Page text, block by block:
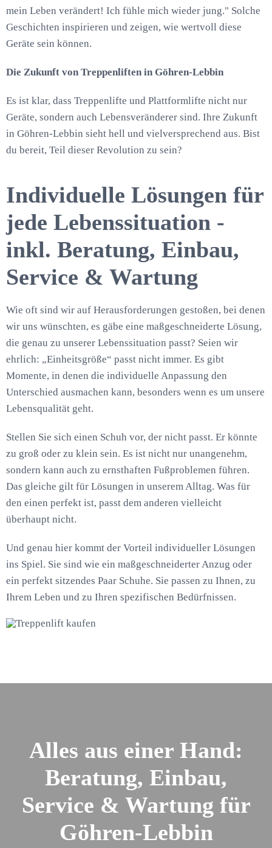
mein Leben verändert! Ich fühle mich wieder jung." Solche
Geschichten inspirieren und zeigen, wie wertvoll diese
Geräte sein können.
Die Zukunft von Treppenliften in Göhren-Lebbin
Es ist klar, dass Treppenlifte und Plattformlifte nicht nur
Geräte, sondern auch Lebensveränderer sind. Ihre Zukunft
in Göhren-Lebbin sieht hell und vielversprechend aus. Bist
du bereit, Teil dieser Revolution zu sein?
Individuelle Lösungen für
jede Lebenssituation -
inkl. Beratung, Einbau,
Service & Wartung
Wie oft sind wir auf Herausforderungen gestoßen, bei denen
wir uns wünschten, es gäbe eine maßgeschneiderte Lösung,
die genau zu unserer Lebenssituation passt? Seien wir
ehrlich: „Einheitsgröße“ passt nicht immer. Es gibt
Momente, in denen die individuelle Anpassung den
Unterschied ausmachen kann, besonders wenn es um unsere
Lebensqualität geht.
Stellen Sie sich einen Schuh vor, der nicht passt. Er könnte
zu groß oder zu klein sein. Es ist nicht nur unangenehm,
sondern kann auch zu ernsthaften Fußproblemen führen.
Das gleiche gilt für Lösungen in unserem Alltag. Was für
den einen perfekt ist, passt dem anderen vielleicht
überhaupt nicht.
Und genau hier kommt der Vorteil individueller Lösungen
ins Spiel. Sie sind wie ein maßgeschneiderter Anzug oder
ein perfekt sitzendes Paar Schuhe. Sie passen zu Ihnen, zu
Ihrem Leben und zu Ihren spezifischen Bedürfnissen.
Alles aus einer Hand:
Beratung, Einbau,
Service & Wartung für
Göhren-Lebbin